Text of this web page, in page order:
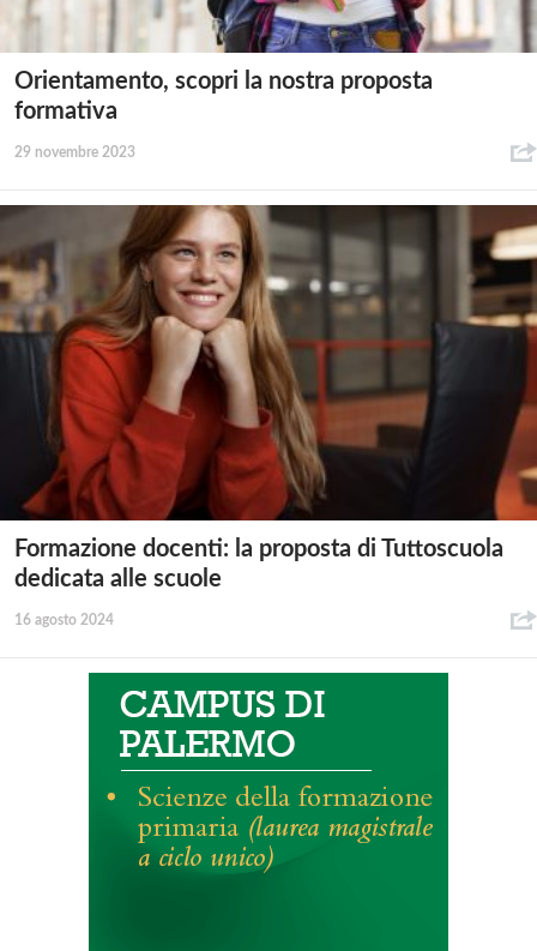
Orientamento, scopri la nostra proposta
formativa
29 novembre 2023
Formazione docenti: la proposta di Tuttoscuola
dedicata alle scuole
16 agosto 2024